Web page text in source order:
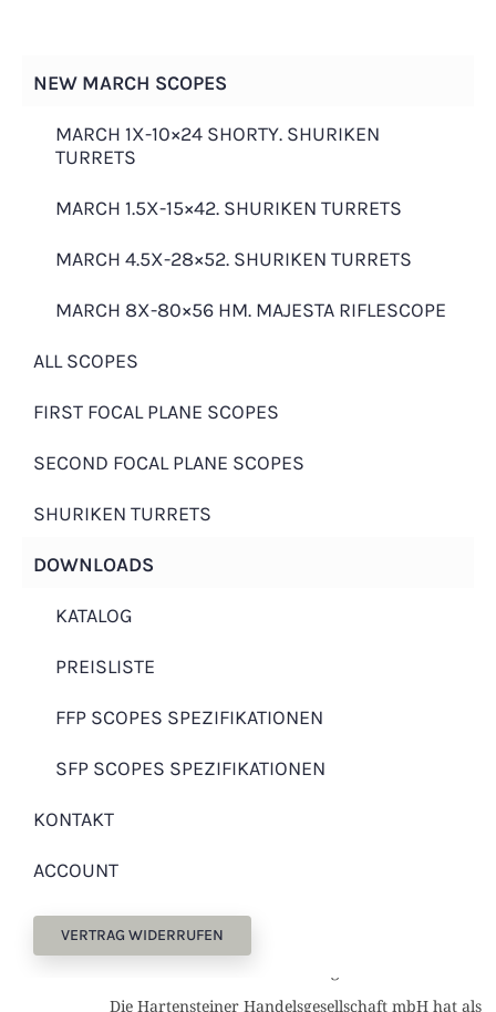
Datenschutzerklärun
unserem Unternehmen. Datenschutz hat einen
besonders hohen Stellenwert. Sofern eine
Unternehmens über unsere Internetseite in
Verarbeitung personenbezogener Daten
erforderlich. Ist die Verarbeitung
besteht für eine solche Verarbeitung keine
Einwilligung der betroffenen Person ein.
beispielsweise des Namens, der Anschrift, E-Mail-
Adresse oder Telefonnummer einer betroffenen
Datenschutz-Grundverordnung und in
Handelsgesellschaft mbH geltenden
landesspezifischen Datenschutzbestimmungen.
Unternehmen die Öffentlichkeit über Art, Umfang
verarbeiteten personenbezogenen Daten
informieren. Ferner werden betroffene Personen
mittels dieser Datenschutzerklärung über die
Die Hartensteiner Handelsgesellschaft mbH hat als
NEW MARCH SCOPES
MARCH 1X-10×24 SHORTY. SHURIKEN
TURRETS
MARCH 1.5X-15×42. SHURIKEN TURRETS
MARCH 4.5X-28×52. SHURIKEN TURRETS
MARCH 8X-80×56 HM. MAJESTA RIFLESCOPE
ALL SCOPES
FIRST FOCAL PLANE SCOPES
SECOND FOCAL PLANE SCOPES
SHURIKEN TURRETS
DOWNLOADS
KATALOG
PREISLISTE
FFP SCOPES SPEZIFIKATIONEN
SFP SCOPES SPEZIFIKATIONEN
KONTAKT
ACCOUNT
VERTRAG WIDERRUFEN